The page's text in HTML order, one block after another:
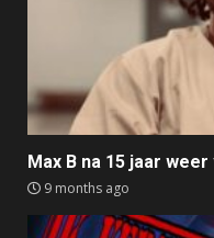
Max B na 15 jaar
9 months ago